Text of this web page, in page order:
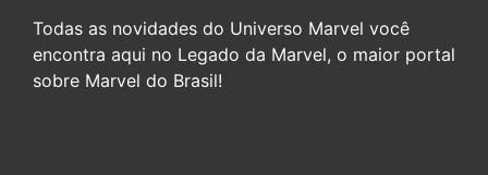
Todas as novidades do Universo Marvel você
encontra aqui no Legado da Marvel, o maior portal
sobre Marvel do Brasil!